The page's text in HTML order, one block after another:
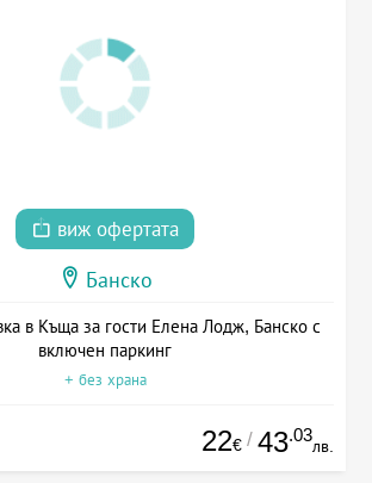
виж офертата
Банско
в Къща за гости Елена Лодж, Банско с
включен паркинг
+ без храна
22€ / 43.03
лв.